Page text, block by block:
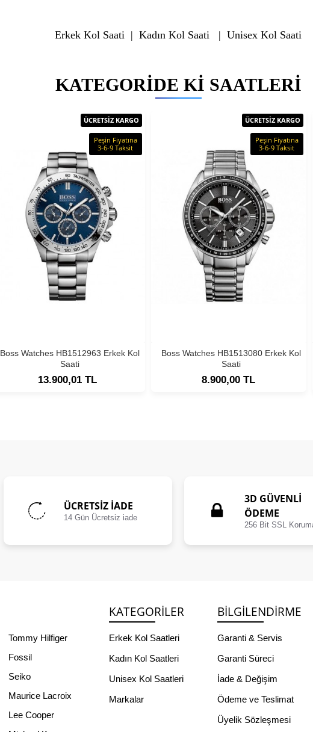
Erkek Kol Saati | Kadın Kol Saati | Unisex Kol Saati
KATEGORIDE KI SAATLERI
ÜCRETSİZ KARGO
Peşin Fiyatına
3-6-9 Taksit
Boss Watches HB1512963 Erkek Kol
Saati
13.900,01 TL
ÜCRETSİZ KARGO
Peşin Fiyatına
3-6-9 Taksit
Boss Watches HB1513080 Erkek Kol
Saati
8.900,00 TL
ÜCRETSIZ İADE
14 Gün Ücretsiz iade
3D GÜVENLİ
ÖDEME
256 Bit SSL
Tommy Hilfiger
Fossil
Seiko
Maurice Lacroix
Lee Cooper
KATEGORILER
Erkek Kol Saatleri
Kadın Kol Saatleri
Unisex Kol Saatleri
Markalar
BILGILENDIRME
Garanti & Servis
Garanti Süreci
İade & Değişim
Ödeme ve Teslimat
Üyelik Sözleşmesi